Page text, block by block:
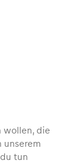
wollen, die
unserem
tun